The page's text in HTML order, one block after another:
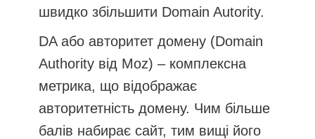
швидко збільшити Domain Autority.
DA або авторитет домену (Domain
Authority від Moz) – комплексна
метрика, що відображає
авторитетність домену. Чим більше
балів набирає сайт, тим вищі його